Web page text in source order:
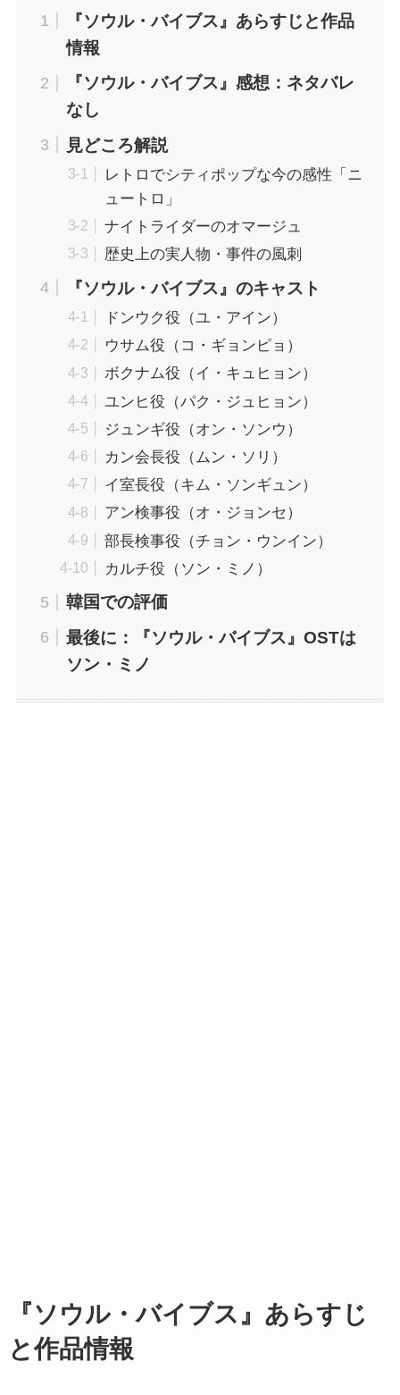
『ソウル・バイブス』あらすじと作品
情報
『ソウル・バイブス』感想：ネタバレ
なし
見どころ解説
レトロでシティポップな今の感性「ニ
ュートロ」
ナイトライダーのオマージュ
歴史上の実人物・事件の風刺
『ソウル・バイブス』のキャスト
ドンウク役（ユ・アイン）
ウサム役（コ・ギョンピョ）
ボクナム役（イ・キュヒョン）
ユンヒ役（パク・ジュヒョン）
ジュンギ役（オン・ソンウ）
カン会長役（ムン・ソリ）
イ室長役（キム・ソンギュン）
アン検事役（オ・ジョンセ）
部長検事役（チョン・ウンイン）
カルチ役（ソン・ミノ）
韓国での評価
最後に：『ソウル・バイブス』OSTは
ソン・ミノ
『ソウル・バイブス』あらすじ
と作品情報